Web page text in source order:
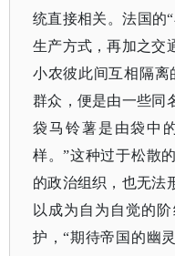
统直接相关。法国的
生产方式，再加之交
小农彼此间互相隔离
群众，便是由一些同
袋马铃薯是由袋中
样。”这种过于松散
的政治组织，也无法
以成为自为自觉的
护，“期待帝国的幽